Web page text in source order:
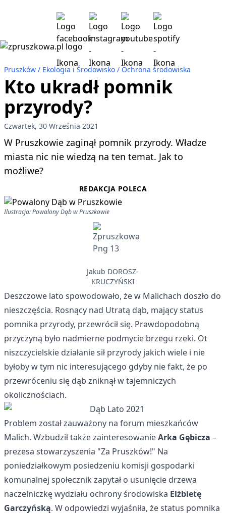
Pruszków Ekologia i Środowisko Ochrona środowiska
Kto ukradł pomnik
przyrody?
Czwartek, 30 Września 2021
W Pruszkowie zaginął pomnik przyrody. Władze
miasta nic nie wiedzą na ten temat. Jak to
możliwe?
REDAKCJA POLECA
Ilustracja: Powalony Dąb w Pruszkowie
Jakub DOROSZ-
KRUCZYŃSKI
Deszczowe lato spowodowało, że w Malichach doszło do
nieszczęścia. Rosnący nad Utratą dąb, mający status
pomnika przyrody, przewrócił się. Prawdopodobną
przyczyną było nadmierne podmycie brzegu rzeki. Ot
niszczycielskie działanie sił przyrody jakich wiele i nie
byłoby w tym nic interesującego gdyby nie fakt, że po
przewróceniu się dąb zniknął w tajemniczych
okolicznościach.
Problem został zauważony na forum mieszkańców
Malich. Wzbudził także zainteresowanieArka Gębicza –
prezesa stowarzyszenia "Za Pruszków!" Na
poniedziałkowym posiedzeniu komisji gospodarki
komunalnej społecznik zapytał o usunięcie drzewa
naczelniczkę wydziału ochrony środowiska Elżbietę
Garczyńską. W odpowiedzi wyjaśniła, że status pomnika